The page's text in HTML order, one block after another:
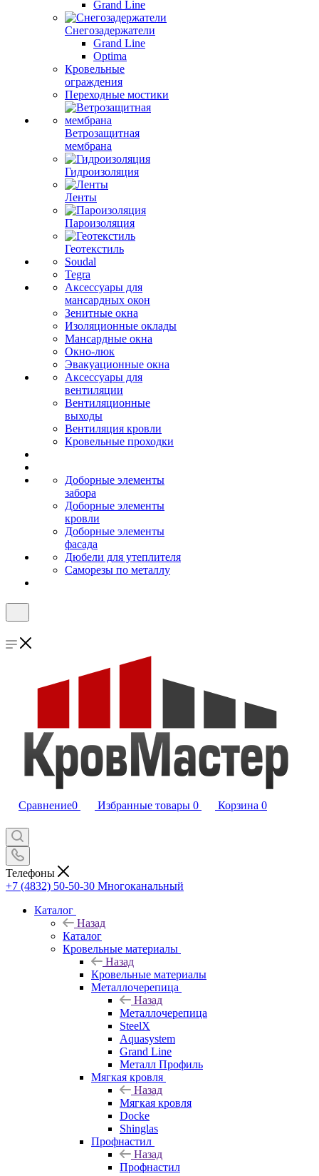
Grand Line
Снегозадержатели
Grand Line
Optima
Кровельные
ограждения
Переходные мостики
Ветрозащитная
мембрана
Гидроизоляция
Ленты
Пароизоляция
Геотекстиль
Soudal
Tegra
Аксессуары для
мансардных окон
Зенитные окна
Изоляционные оклады
Мансардные окна
Окно-люк
Эвакуационные окна
Аксессуары для
вентиляции
Вентиляционные
выходы
Вентиляция кровли
Кровельные проходки
Доборные элементы
забора
Доборные элементы
кровли
Доборные элементы
фасада
Дюбели для утеплителя
Саморезы по металлу
Сравнение0 Избранные товары 0 Корзина 0
Телефоны
+7 (4832) 50-50-30 Многоканальный
Каталог
Назад
Каталог
Кровельные материалы
Назад
Кровельные материалы
Металлочерепица
Назад
Металлочерепица
SteelX
Aquasystem
Grand Line
Металл Профиль
Мягкая кровля
Назад
Мягкая кровля
Docke
Shinglas
Профнастил
Назад
Профнастил